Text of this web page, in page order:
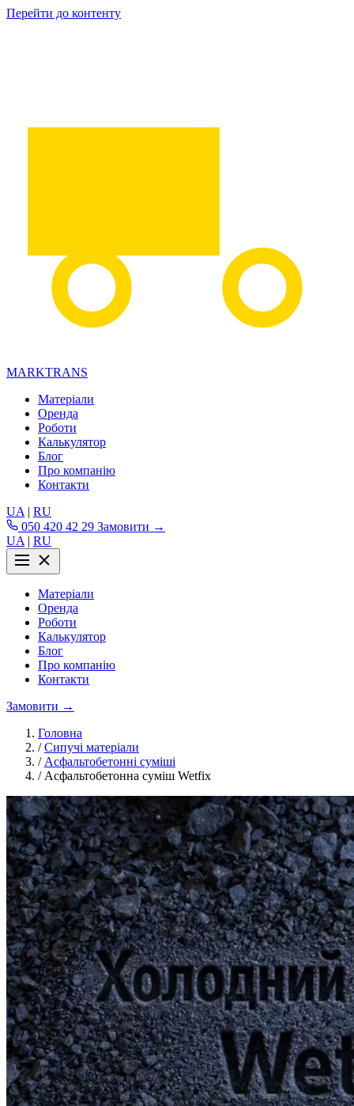
Перейти до контенту
MARKTRANS
Матеріали
Оренда
Роботи
Калькулятор
Блог
Про компанію
Контакти
UA | RU
050 420 42 29 Замовити →
UA | RU
Матеріали
Оренда
Роботи
Калькулятор
Блог
Про компанію
Контакти
Замовити →
Головна
/ Сипучі матеріали
/ Асфальтобетонні суміші
/ Асфальтобетонна суміш Wetfix